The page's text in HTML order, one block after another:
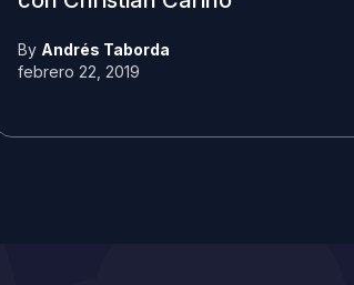
By Andrés Taborda
febrero 22, 2019